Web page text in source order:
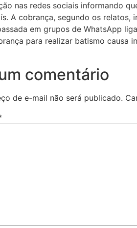
nas redes sociais informando
A cobrança, segundo os relatos,
em grupos de WhatsApp
para realizar batismo causa
comentário
de e-mail não será publicado.